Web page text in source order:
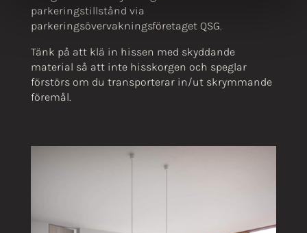
parkeringstillstånd via
parkeringsövervakningsföretaget QSG.
Tänk på att klä in hissen med skyddande
material så att inte hisskorgen och speglar
förstörs om du transporterar in/ut skrymmande
föremål.